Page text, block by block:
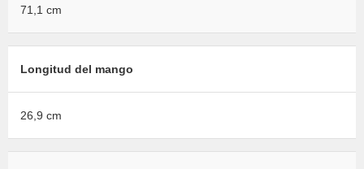
71,1 cm
Longitud del mango
26,9 cm